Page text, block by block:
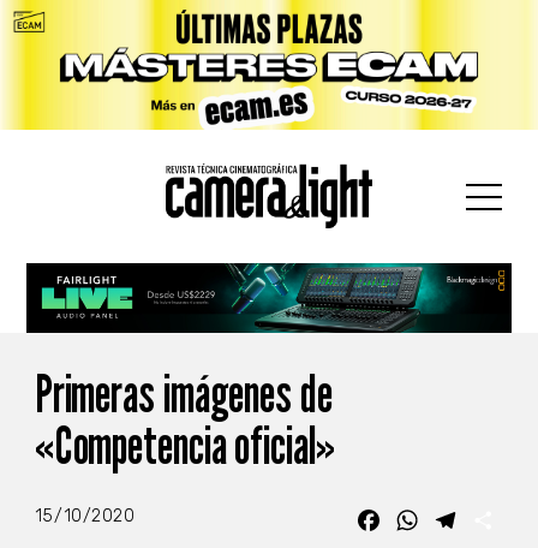
Primeras imágenes de
«Competencia oficial»
15/10/2020 FacebookWhatsApp